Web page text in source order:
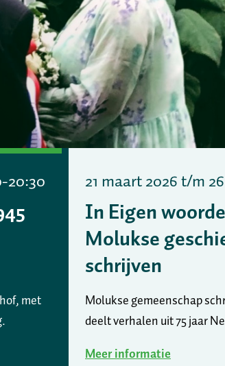
20:30
met
21 maart 2026t/m
In Eigen
Molukse
schrijven
Molukse gemeenschap
deelt verhalen uit 75 jaar
Meer informatie